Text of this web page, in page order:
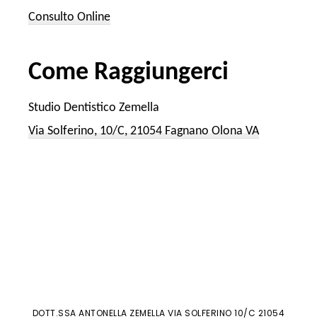
Consulto Online
Come Raggiungerci
Studio Dentistico Zemella
Via Solferino, 10/C, 21054 Fagnano Olona VA
DOTT.SSA ANTONELLA ZEMELLA VIA SOLFERINO 10/C 21054